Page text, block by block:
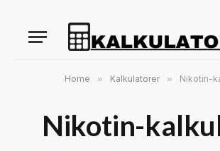
Home » Kalkulatorer » Nikotin-
Nikotin-